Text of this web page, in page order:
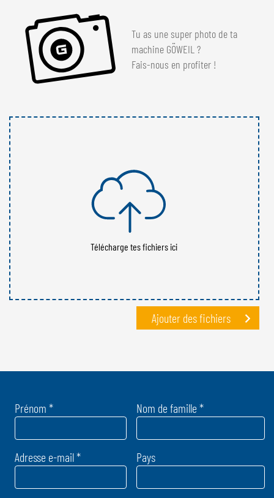
Tu as une super photo de ta
machine GÖWEIL ?
Fais-nous en profiter !
Télécharge tes fichiers ici
Ajouter des fichiers
Prénom * Nom de famille *
Adresse e-mail * Pays